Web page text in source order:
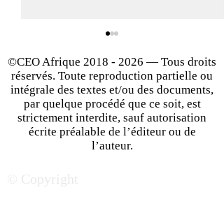
Développement à
réussir son implantation
©CEO Afrique 2018 - 2026 — Tous droits
réservés. Toute reproduction partielle ou
intégrale des textes et/ou des documents,
par quelque procédé que ce soit, est
strictement interdite, sauf autorisation
écrite préalable de l’éditeur ou de
l’auteur.
© Copyright